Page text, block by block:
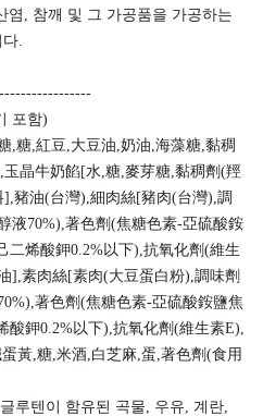
염, 참깨 및 그 가공품을 가공하는
.
포함)
,糖,紅豆,大豆油,奶油,海藻糖,黏稠
晶牛奶餡[水,糖,麥芽糖,黏稠劑(羥
豬油(台灣),細肉絲[豬肉(台灣),調
液70%),著色劑(焦糖色素-亞硫酸銨
二烯酸鉀0.2%以下),抗氧化劑(維生
],素肉絲[素肉(大豆蛋白粉),調味劑
著色劑(焦糖色素-亞硫酸銨鹽焦
鉀0.2%以下),抗氧化劑(維生素E),
黃,糖,米酒,白芝麻,蛋,著色劑(食用
루텐이 함유된 곡물, 우유, 계란,